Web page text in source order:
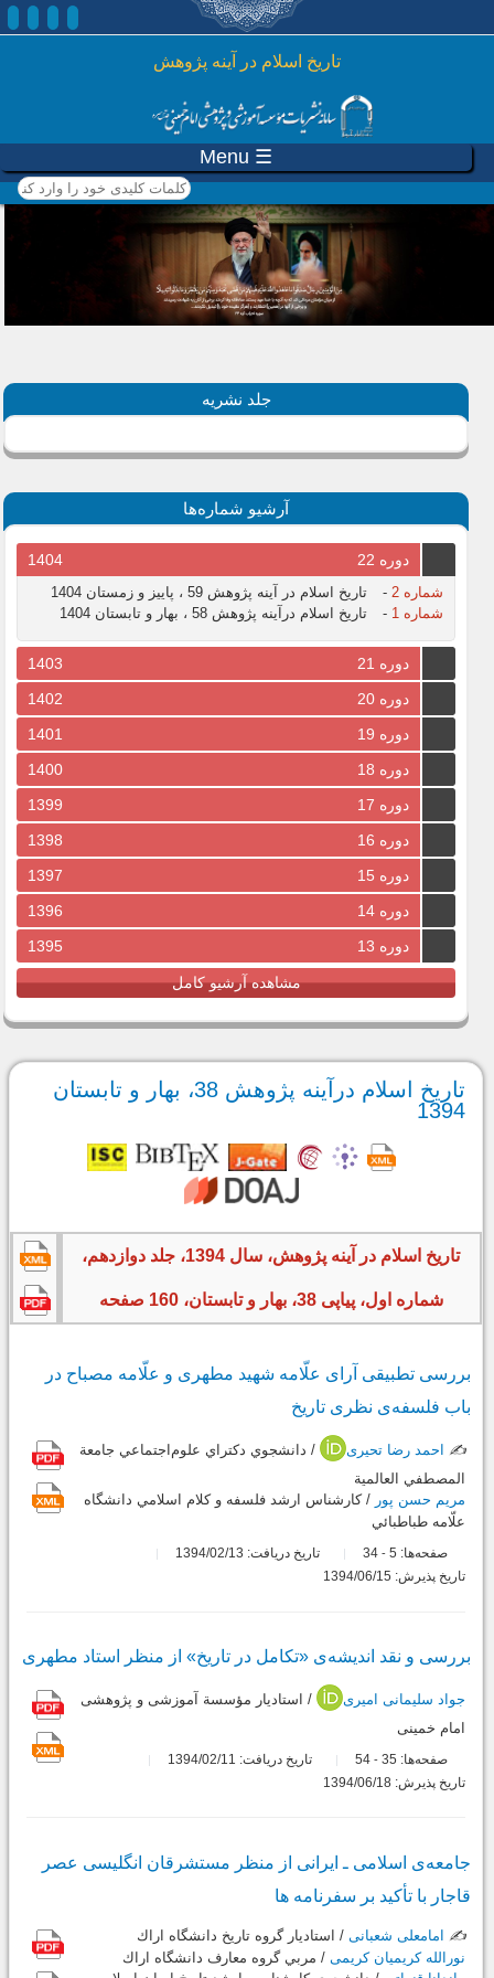
رفتن به محتوای اصلی
تاريخ اسلام در آينه پژوهش
☰ Menu
کلمات کلیدی خود را وارد
کنید
جلد نشریه
آرشیو شماره‌ها
دوره 22 1404
شماره 2 -
تاریخ اسلام در آینه پژوهش 59 ، پاییز و زمستان 1404
شماره 1
- تاریخ اسلام درآینه پژوهش 58 ، بهار و تابستان 1404
دوره 21
1403
دوره 20
1402
دوره 19
1401
دوره 18
1400
دوره 17
1399
دوره 16
1398
دوره 15
1397
دوره 14
1396
دوره 13
1395
مشاهده آرشیو کامل
تاریخ اسلام درآینه پژوهش 38، بهار و تابستان
1394
تاریخ اسلام در آینه پژوهش، سال 1394، جلد دوازدهم،
شماره اول، پیاپی 38، بهار و تابستان، 160 صفحه
بررسی تطبیقی آرای علّامه شهید مطهری و علّامه مصباح در
باب فلسفه‌ی نظری تاریخ
✍️ احمد رضا تحیری
/ دانشجوي‌ دكتراي ‌علوم‌اجتماعي جامعة
المصطفي العالمية
مریم حسن پور / كارشناس ارشد فلسفه و كلام اسلامي دانشگاه
علّامه طباطبائي
صفحه‌ها: 5
-
تاریخ دریافت: 1394/02/13
تاریخ پذیرش: 1394/06/15
بررسی و نقد اندیشه‌ی «تکامل در تاریخ» از منظر استاد مطهری
جواد سلیمانی امیری
/ استادیار مؤسسة آموزشی و پژوهشی
امام خمینی
صفحه‌ها: 35
-
تاریخ دریافت: 1394/02/11
تاریخ پذیرش: 1394/06/18
جامعه‌ی اسلامی ـ ایرانی از منظر مستشرقان انگلیسی عصر
قاجار با تأکید بر سفرنامه ها
✍️ امامعلی شعبانی / استاديار گروه تاريخ دانشگاه اراك
نورالله کریمیان کریمی / مربي گروه معارف دانشگاه اراك